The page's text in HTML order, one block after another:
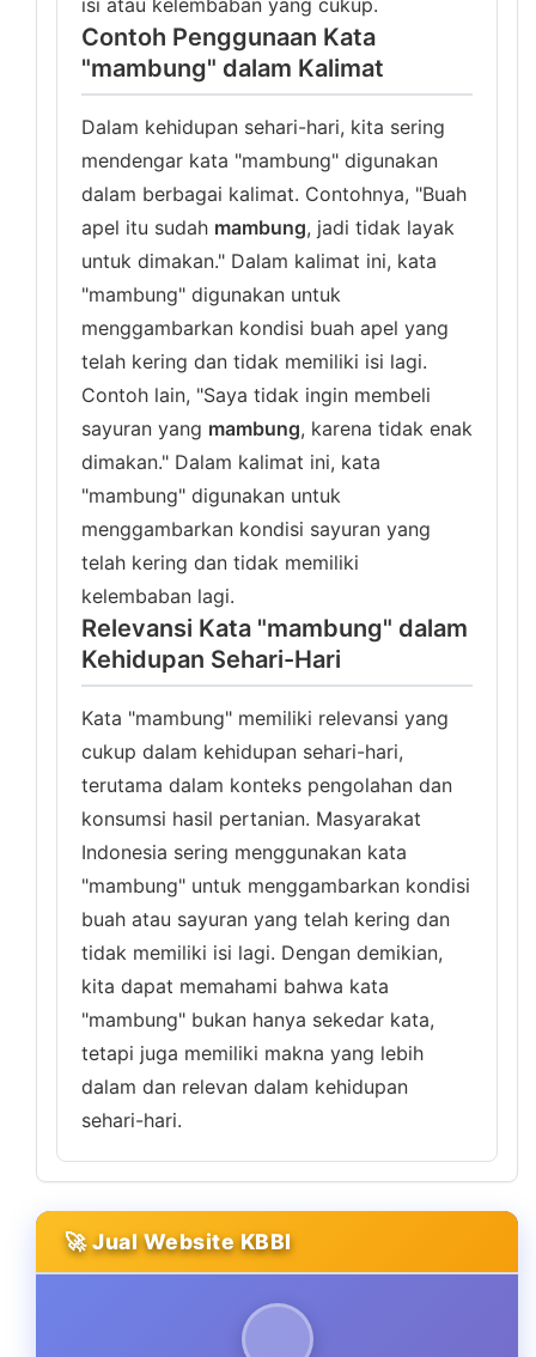
isi atau kelembaban yang cukup.
Contoh Penggunaan Kata
"mambung" dalam Kalimat
Dalam kehidupan sehari-hari, kita sering
mendengar kata "mambung" digunakan
dalam berbagai kalimat. Contohnya, "Buah
apel itu sudah mambung, jadi tidak layak
untuk dimakan." Dalam kalimat ini, kata
"mambung" digunakan untuk
menggambarkan kondisi buah apel yang
telah kering dan tidak memiliki isi lagi.
Contoh lain, "Saya tidak ingin membeli
sayuran yang mambung, karena tidak enak
dimakan." Dalam kalimat ini, kata
"mambung" digunakan untuk
menggambarkan kondisi sayuran yang
telah kering dan tidak memiliki
kelembaban lagi.
Relevansi Kata "mambung" dalam
Kehidupan Sehari-Hari
Kata "mambung" memiliki relevansi yang
cukup dalam kehidupan sehari-hari,
terutama dalam konteks pengolahan dan
konsumsi hasil pertanian. Masyarakat
Indonesia sering menggunakan kata
"mambung" untuk menggambarkan kondisi
buah atau sayuran yang telah kering dan
tidak memiliki isi lagi. Dengan demikian,
kita dapat memahami bahwa kata
"mambung" bukan hanya sekedar kata,
tetapi juga memiliki makna yang lebih
dalam dan relevan dalam kehidupan
sehari-hari.
🚀 Jual Website KBBI